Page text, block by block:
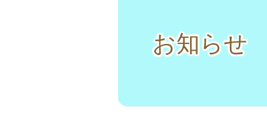
お知らせ